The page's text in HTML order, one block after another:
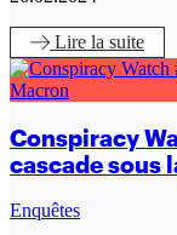
Lire la suite
Conspiracy
cascade sous
Enquêtes